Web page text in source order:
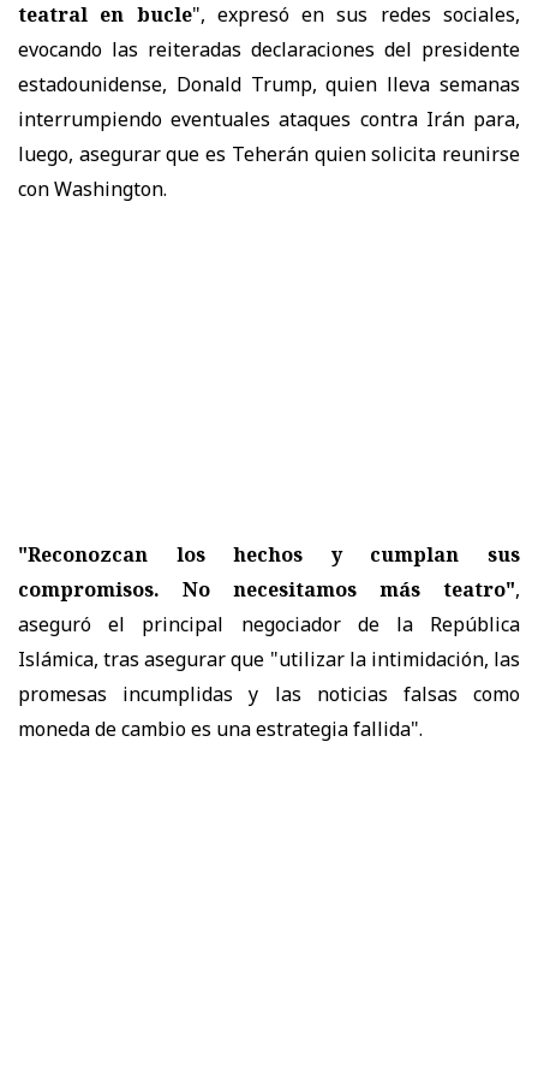
teatral en bucle", expresó en sus redes sociales,
evocando las reiteradas declaraciones del presidente
estadounidense, Donald Trump, quien lleva semanas
interrumpiendo eventuales ataques contra Irán para,
luego, asegurar que es Teherán quien solicita reunirse
con Washington.
"Reconozcan los hechos y cumplan sus
compromisos. No necesitamos más teatro",
aseguró el principal negociador de la República
Islámica, tras asegurar que "utilizar la intimidación, las
promesas incumplidas y las noticias falsas como
moneda de cambio es una estrategia fallida".